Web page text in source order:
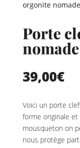
orgonite
Porte
39,00€
Voici un porte
forme originale
mousqueton on
nous protège